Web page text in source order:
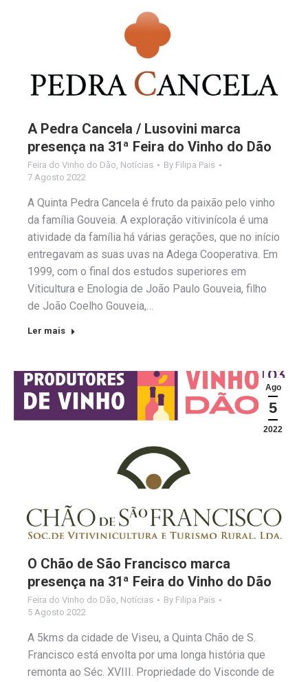
A Pedra Cancela / Lusovini marca
presença na 31ª Feira do Vinho do Dão
Feira do Vinho do Dão Notícias By Filipa Pais
7 Agosto 2022
A Quinta Pedra Cancela é fruto da paixão pelo vinho
da família Gouveia. A exploração vitivinícola é uma
atividade da família há várias gerações, que no início
entregavam as suas uvas na Adega Cooperativa. Em
1999, com o final dos estudos superiores em
Viticultura e Enologia de João Paulo Gouveia, filho
de João Coelho Gouveia,…
Ler mais
Ago
5
2022
O Chão de São Francisco marca
presença na 31ª Feira do Vinho do Dão
Feira do Vinho do Dão, Notícias By Filipa Pais
5 Agosto 2022
A 5kms da cidade de Viseu, a Quinta Chão de S.
Francisco está envolta por uma longa história que
remonta ao Séc. XVIII. Propriedade do Visconde de